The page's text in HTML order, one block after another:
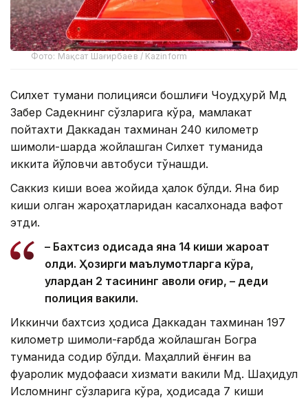
Фото: Мақсат Шағирбаев / Kazinform
Силхет тумани полицияси бошлиғи Чоудҳурй Мд
Забер Садекнинг сўзларига кўра, мамлакат
пойтахти Даккадан тахминан 240 километр
шимоли-шарқда жойлашган Силхет туманида
иккита йўловчи автобуси тўқнашди.
Саккиз киши воқеа жойида ҳалок бўлди. Яна бир
киши олган жароҳатларидан касалхонада вафот
этди.
– Бахтсиз ҳодисада яна 14 киши жароҳат
олди. Ҳозирги маълумотларга кўра,
улардан 2 тасининг аҳволи оғир, – деди
полиция вакили.
Иккинчи бахтсиз ҳодиса Даккадан тахминан 197
километр шимоли-ғарбда жойлашган Богра
туманида содир бўлди. Маҳаллий ёнғин ва
фуқаролик мудофааси хизмати вакили Мд. Шаҳидул
Исломнинг сўзларига кўра, ҳодисада 7 киши